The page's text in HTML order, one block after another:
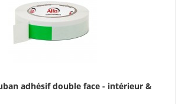
adhésif double face - intérieur &